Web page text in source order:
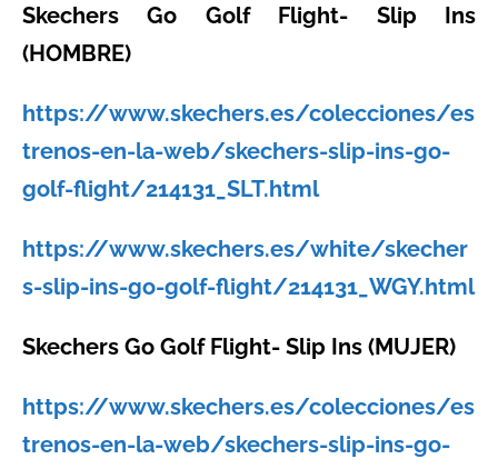
Skechers Go Golf Flight- Slip Ins
(HOMBRE)
https://www.skechers.es/colecciones/es
trenos-en-la-web/skechers-slip-ins-go-
golf-flight/214131_SLT.html
https://www.skechers.es/white/skecher
s-slip-ins-go-golf-flight/214131_WGY.html
Skechers Go Golf Flight- Slip Ins (MUJER)
https://www.skechers.es/colecciones/es
trenos-en-la-web/skechers-slip-ins-go-